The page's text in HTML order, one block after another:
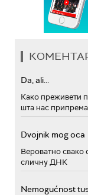
Da, ali...
Како преживети
шта нас
Dvojnik mog oca
Вероватно свако
сличну ДНК
Nemogućnost